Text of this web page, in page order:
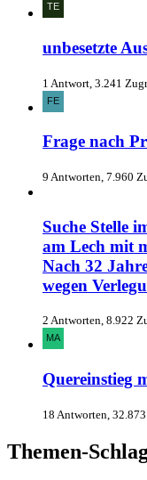
unbesetzte
1 Antwort, 3.241
Frage nach
9 Antworten, 7.960
Suche Stelle
am Lech mit
Nach 32
wegen
2 Antworten, 8.922
Quereinstieg
18 Antworten,
Themen-